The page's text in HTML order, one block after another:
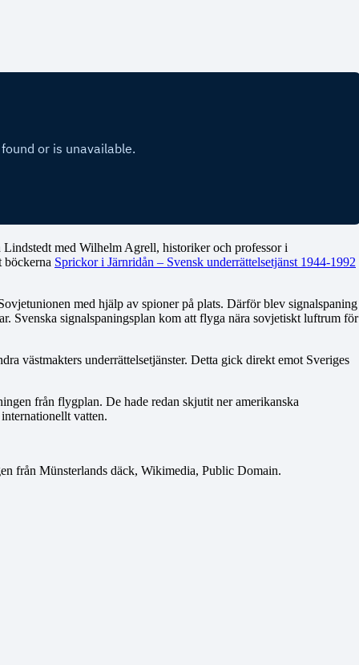
med Wilhelm Agrell, historiker och professor i
böckerna Sprickor i Järnridån – Svensk underrättelsetjänst 1944-1992
med hjälp av spioner på plats. Därför blev signalspaning
Svenska signalspaningsplan kom att flyga nära sovjetiskt luftrum för
västmakters underrättelsetjänster. Detta gick direkt emot Sveriges
från flygplan. De hade redan skjutit ner amerikanska
vatten.
från Münsterlands däck, Wikimedia, Public Domain.